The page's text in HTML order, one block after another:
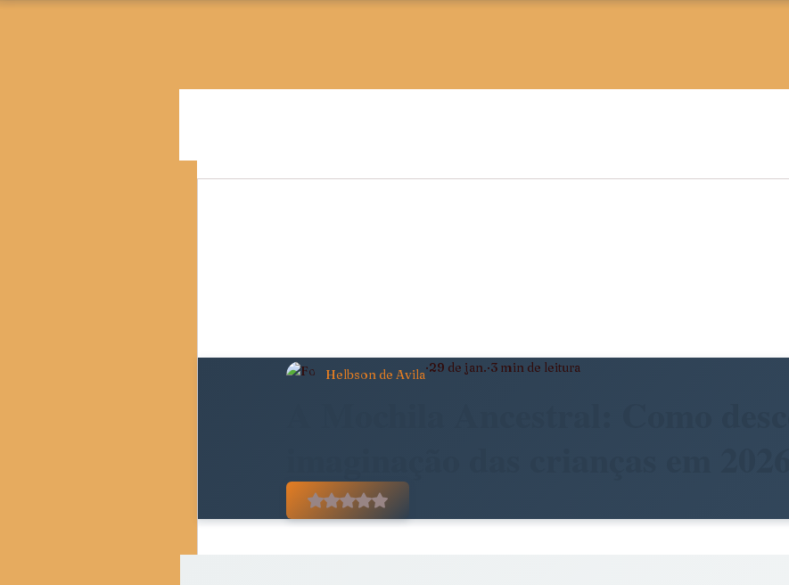
Pedagogia Crítica e Sociedade
Helbson de Avila 29 de jan. 3 min de leitura
Avaliado com NaN de 5 estrelas.